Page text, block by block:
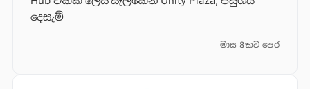
දෙසැම්
මාස 8කට පෙර